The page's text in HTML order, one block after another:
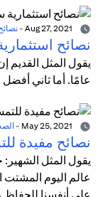
-
نصائح
عامًا. أما ثاني
-
نصائح مفيدة
يقول المثل الشهير:
عالم اليوم المشتت